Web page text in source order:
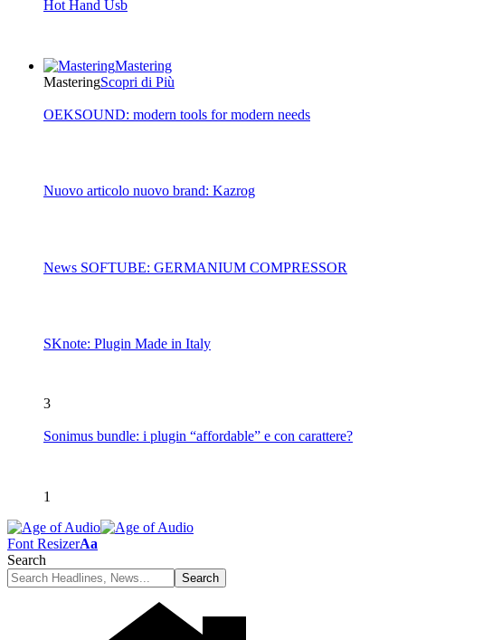
Hot Hand Usb
Mastering
MasteringScopri di Più
OEKSOUND: modern tools for modern needs
Nuovo articolo nuovo brand: Kazrog
News SOFTUBE: GERMANIUM COMPRESSOR
SKnote: Plugin Made in Italy
3
Sonimus bundle: i plugin “affordable” e con carattere?
1
Font ResizerAa
Search